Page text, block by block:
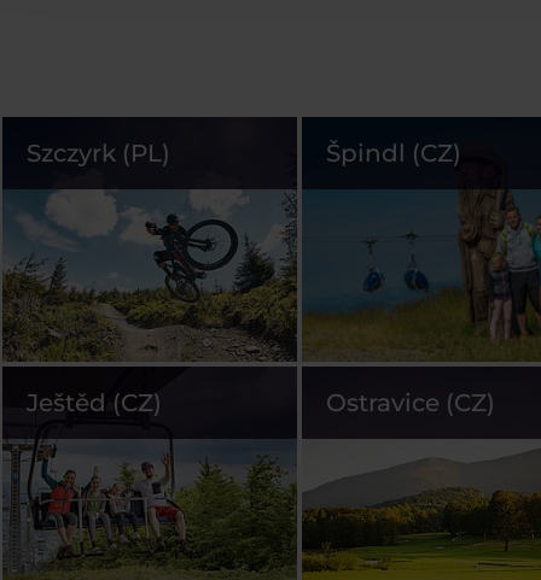
Szczyrk (PL) Špindl (CZ)
Ještěd (CZ) Ostravice (CZ)